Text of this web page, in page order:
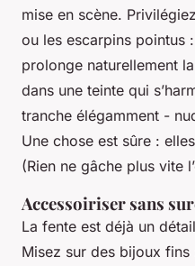
mise en scène.
ou les escarpins pointus
prolonge naturellement
dans une teinte qui
tranche élégamment -
Une chose est sûre :
(Rien ne gâche plus vite
Accessoiriser sans
La fente est déjà un
Misez sur des bijoux